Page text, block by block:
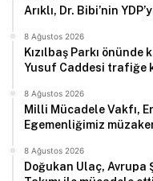
Arıklı, Dr. Bibi’nin
8 Ağustos 2026
Kızılbaş Parkı
Yusuf Caddesi trafiğe
8 Ağustos 2026
Milli Mücadele Vakfı,
Egemenliğimiz
8 Ağustos 2026
Doğukan Ulaç, Avrupa